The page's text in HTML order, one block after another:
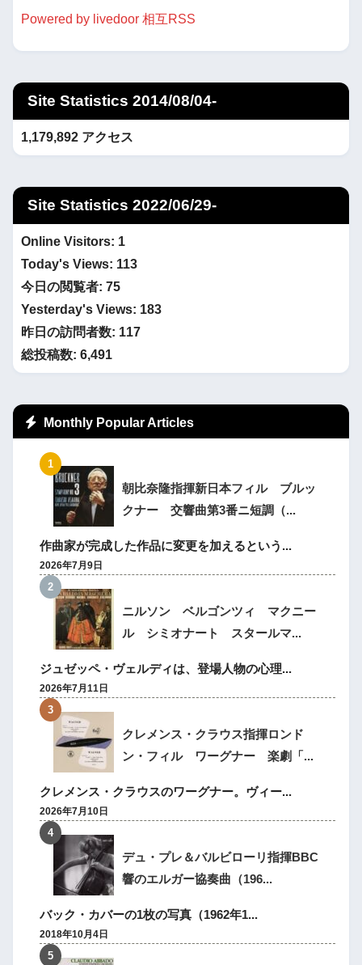
Powered by livedoor 相互RSS
Site Statistics 2014/08/04-
1,179,892 アクセス
Site Statistics 2022/06/29-
Online Visitors: 1
Today's Views: 113
今日の閲覧者: 75
Yesterday's Views: 183
昨日の訪問者数: 117
総投稿数: 6,491
Monthly Popular Articles
朝比奈隆指揮新日本フィル ブルッ
クナー 交響曲第3番ニ短調（...
作曲家が完成した作品に変更を加えるという...
2026年7月9日
ニルソン ベルゴンツィ マクニー
ル シミオナート スタールマ...
ジュゼッペ・ヴェルディは、登場人物の心理...
2026年7月11日
クレメンス・クラウス指揮ロンド
ン・フィル ワーグナー 楽劇「...
クレメンス・クラウスのワーグナー。ヴィー...
2026年7月10日
デュ・プレ＆バルビローリ指揮BBC
響のエルガー協奏曲（196...
バック・カバーの1枚の写真（1962年1...
2018年10月4日